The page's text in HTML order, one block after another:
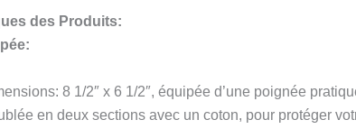
des Produits:
8 1/2″ x 6 1/2″, équipée d’une poignée
en deux sections avec un coton, pour protéger